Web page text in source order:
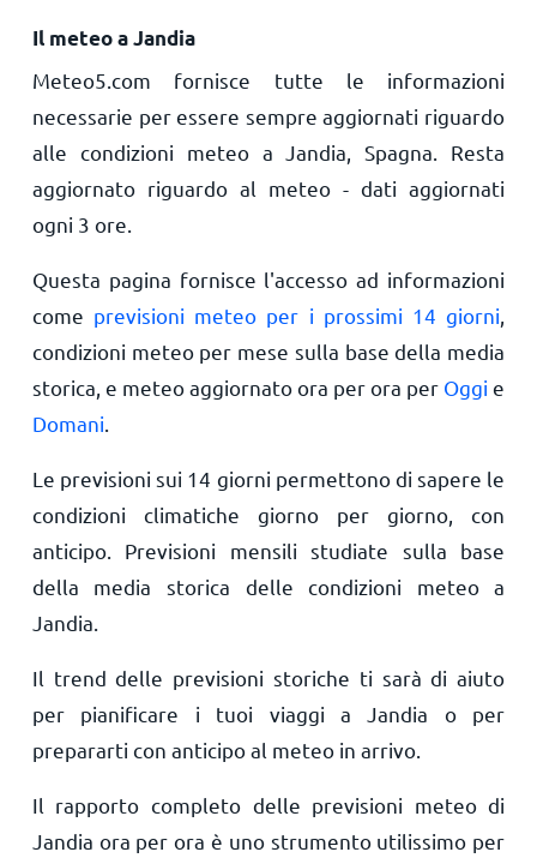
Il meteo a Jandia
Meteo5.com fornisce tutte le informazioni
necessarie per essere sempre aggiornati riguardo
alle condizioni meteo a Jandia, Spagna. Resta
aggiornato riguardo al meteo - dati aggiornati
ogni 3 ore.
Questa pagina fornisce l'accesso ad informazioni
come previsioni meteo per i prossimi 14 giorni
condizioni meteo per mese sulla base della media
storica, e meteo aggiornato ora per ora per Oggi e
Domani
Le previsioni sui 14 giorni permettono di sapere le
condizioni climatiche giorno per giorno, con
anticipo. Previsioni mensili studiate sulla base
della media storica delle condizioni meteo a
Jandia.
Il trend delle previsioni storiche ti sarà di aiuto
per pianificare i tuoi viaggi a Jandia o per
prepararti con anticipo al meteo in arrivo.
Il rapporto completo delle previsioni meteo di
Jandia ora per ora è uno strumento utilissimo per